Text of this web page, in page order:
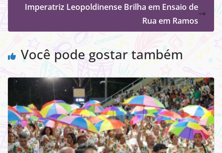
Imperatriz Leopoldinense Brilha em Ensaio de
Rua em Ramos
Você pode gostar também